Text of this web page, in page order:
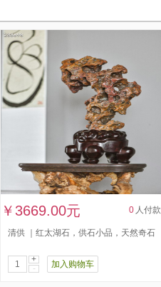
￥3669.00元 0 人付款
清供 ｜红太湖石，供石小品，天然奇石
+
-
加入购物车